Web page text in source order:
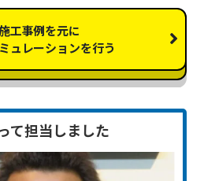
工事例を元に
ュレーションを行う
て担当しました